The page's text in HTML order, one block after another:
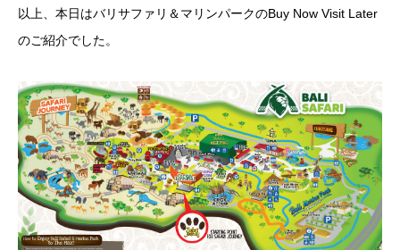
以上、本日はバリサファリ＆マリンパークのBuy Now Visit Later
のご紹介でした。